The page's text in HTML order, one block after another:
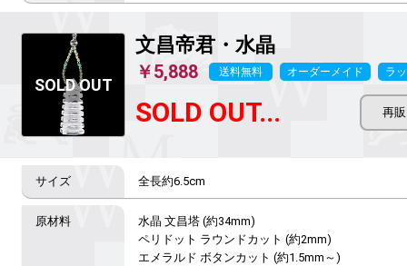
文昌帝君 ・水晶
￥5,888 送料無料 オーダーメイド ラ
SOLD OUT...
全長約6.5cm
水晶 文昌塔 (約34mm)
ペリドット ラウンドカット (約2mm)
エメラルド ボタンカット (約1.5mm～)